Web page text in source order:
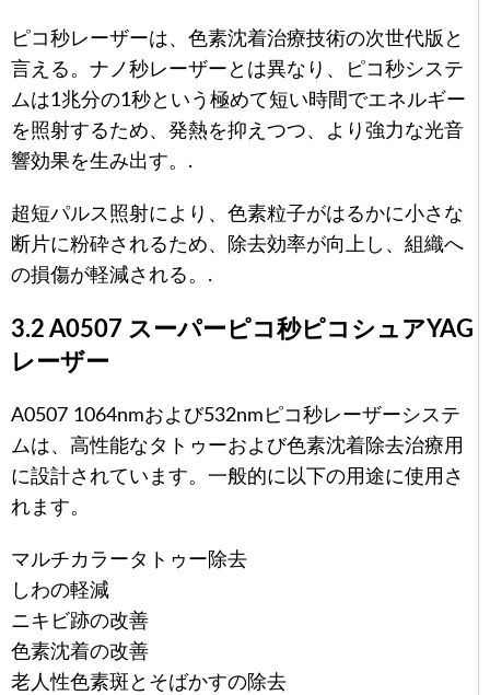
ピコ秒レーザーは、色素沈着治療技術の次世代版と
言える。ナノ秒レーザーとは異なり、ピコ秒システ
ムは1兆分の1秒という極めて短い時間でエネルギー
を照射するため、発熱を抑えつつ、より強力な光音
響効果を生み出す。.
超短パルス照射により、色素粒子がはるかに小さな
断片に粉砕されるため、除去効率が向上し、組織へ
の損傷が軽減される。.
3.2 A0507 スーパーピコ秒ピコシュアYAG
レーザー
A0507 1064nmおよび532nmピコ秒レーザーシステ
ムは、高性能なタトゥーおよび色素沈着除去治療用
に設計されています。一般的に以下の用途に使用さ
れます。
マルチカラータトゥー除去
しわの軽減
ニキビ跡の改善
色素沈着の改善
老人性色素斑とそばかすの除去